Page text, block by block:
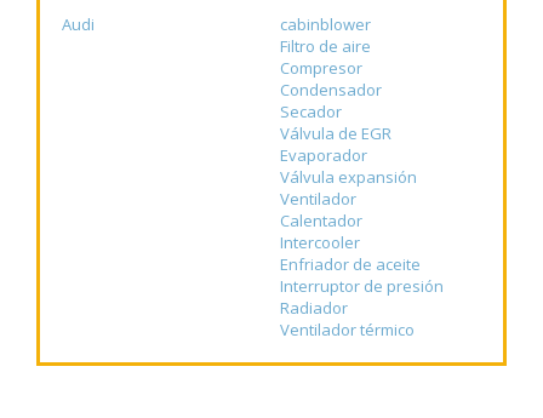
Audi
cabinblower
Filtro de aire
Compresor
Condensador
Secador
Válvula de EGR
Evaporador
Válvula expansión
Ventilador
Calentador
Intercooler
Enfriador de aceite
Interruptor de presión
Radiador
Ventilador térmico